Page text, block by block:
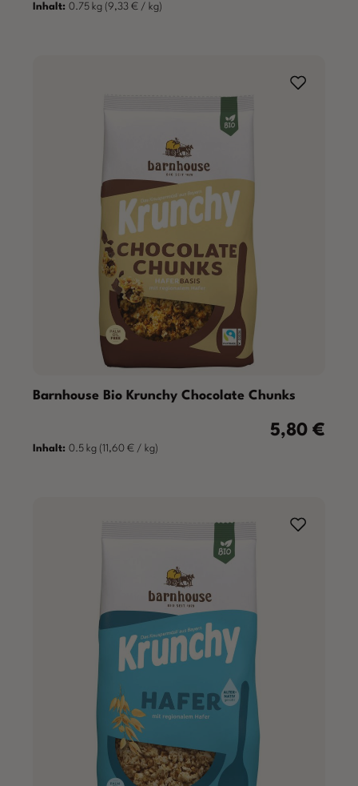
Inhalt: 0.75 kg (9,33 € / kg)
Barnhouse Bio Krunchy Chocolate Chunks
Regulärer
5,80 €
Inhalt: 0.5 kg (11,60 € / kg)